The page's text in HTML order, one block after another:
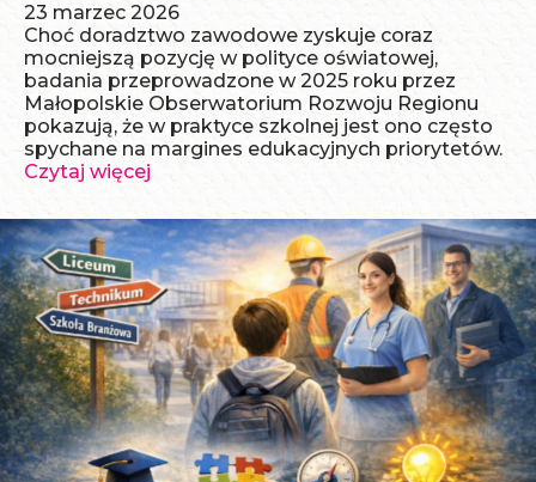
23 marzec 2026
Choć doradztwo zawodowe zyskuje coraz
mocniejszą pozycję w polityce oświatowej,
badania przeprowadzone w 2025 roku przez
Małopolskie Obserwatorium Rozwoju Regionu
pokazują, że w praktyce szkolnej jest ono często
spychane na margines edukacyjnych priorytetów.
Czytaj więcej